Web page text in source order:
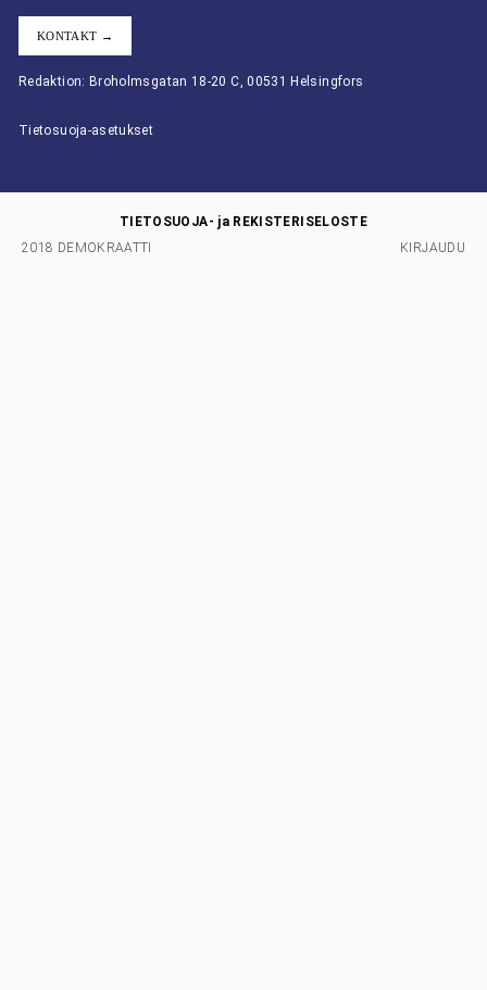
KONTAKT →
Redaktion: Broholmsgatan 18-20 C, 00531 Helsingfors
Tietosuoja-asetukset
2018 DEMOKRAATTI
TIETOSUOJA- ja REKISTERISELOSTE
KIRJAUDU